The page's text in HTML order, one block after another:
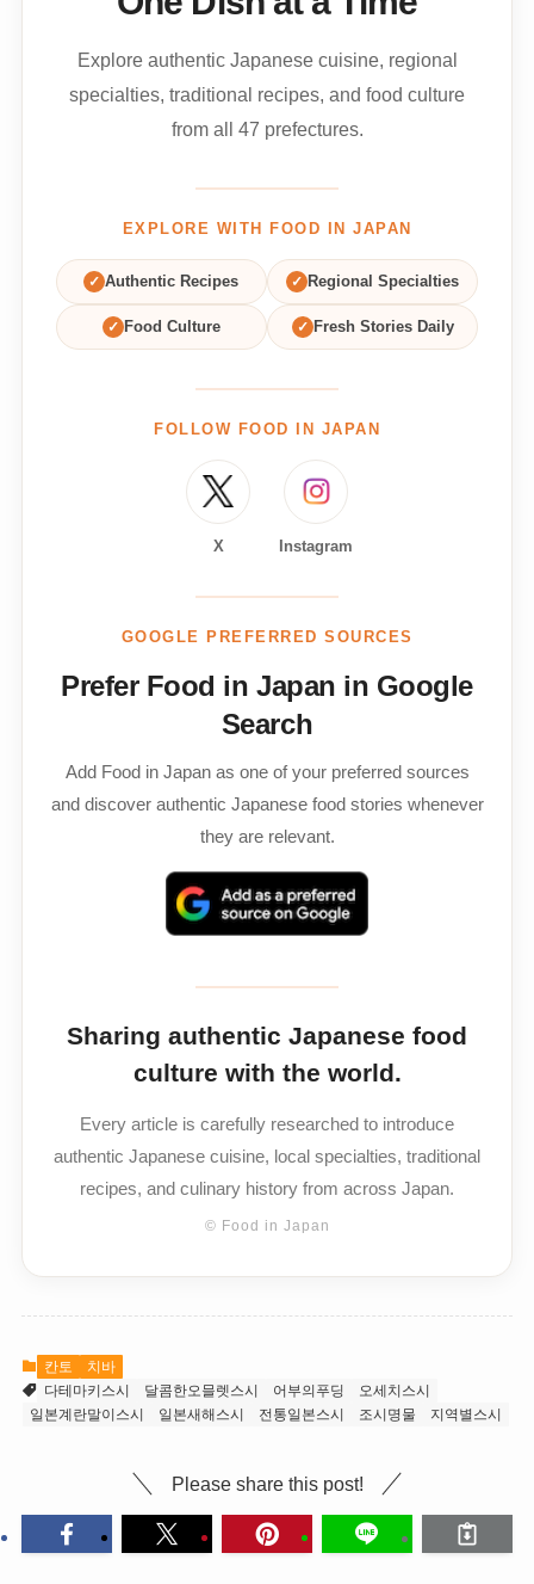
Explore authentic Japanese cuisine, regional
specialties, traditional recipes, and food culture
from all 47 prefectures.
EXPLORE WITH FOOD IN JAPAN
✓ Authentic Recipes ✓ Regional Specialties
✓ Food Culture ✓ Fresh Stories Daily
FOLLOW FOOD IN JAPAN
X Instagram
GOOGLE PREFERRED SOURCES
Prefer Food in Japan in Google
Search
Add Food in Japan as one of your preferred sources
and discover authentic Japanese food stories whenever
they are relevant.
Sharing authentic Japanese food
culture with the world.
Every article is carefully researched to introduce
authentic Japanese cuisine, local specialties, traditional
recipes, and culinary history from across Japan.
© Food in Japan
칸토
치바
다테마키스시
달콤한오믈렛스시 어부의푸딩
오세치스시
일본계란말이스시
일본새해스시 전통일본스시 조시명물 지역별스시
Please share this post!